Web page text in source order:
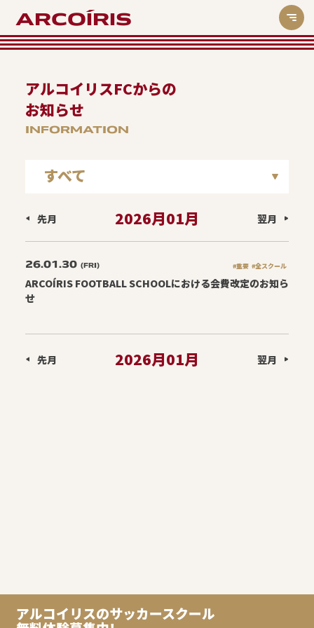
ARCOÍRIS
アルコイリスFCからの
お知らせ
INFORMATION
すべて
ARCOIRISアスリートキャラバン
北戸田スクール
重要
龍ヶ崎スクール
鴨居スクール
先月 2026月01月 翌月
26.01.30 (FRI) #重要 #全スクール
ARCOÍRIS FOOTBALL SCHOOLにおける会費改定のお知ら
せ
先月 2026月01月 翌月
アルコイリスのサッカースクール